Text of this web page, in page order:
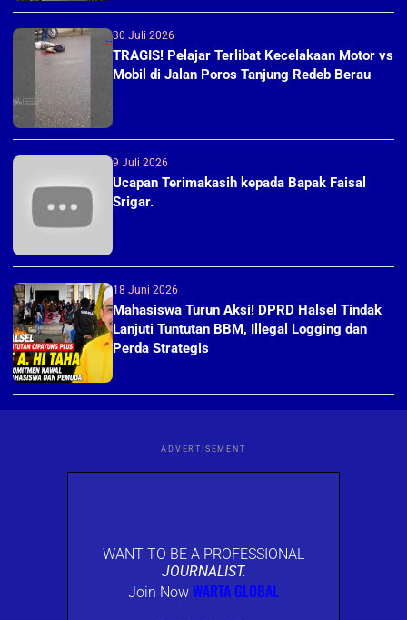
30 Juli 2026
TRAGIS! Pelajar Terlibat Kecelakaan Motor vs
Mobil di Jalan Poros Tanjung Redeb Berau
9 Juli 2026
Ucapan Terimakasih kepada Bapak Faisal
Srigar.
18 Juni 2026
Mahasiswa Turun Aksi! DPRD Halsel Tindak
Lanjuti Tuntutan BBM, Illegal Logging dan
Perda Strategis
ADVERTISEMENT
WANT TO BE A PROFESSIONAL
JOURNALIST.
Join Now WARTA GLOBAL